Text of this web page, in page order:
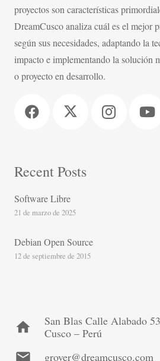
proyectos son características
DreamCusco analiza cuál es el mejor
según sus necesidades, adaptando la
impacto e implementando la solución
o proyecto en desarrollo.
Recent Posts
Software Libre
21 de marzo de 2025
Debian Open Source
12 de septiembre de 2015
home
San Blas Calle Alabado
Cusco – Perú
mail grover@dreamcusco.com